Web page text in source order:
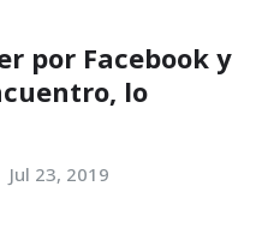
por Facebook y
lo
Jul 23, 2019